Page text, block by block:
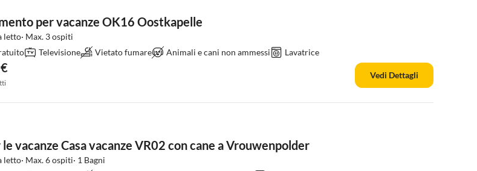
per vacanze OK16 Oostkapelle
letto· Max. 3 ospiti
Televisione Vietato fumare Animali e cani non ammessi Lavatrice
Vedi Dettagli
le vacanze Casa vacanze VR02 con cane a Vrouwenpolder
letto· Max. 6 ospiti· 1 Bagni